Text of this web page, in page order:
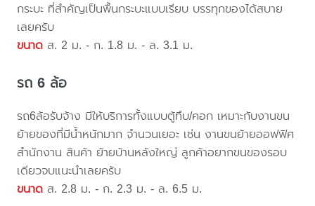
กระบะ ที่สำคัญเป็นพื้นกระบะแบบเรียบ บรรทุกของได้สบาย
เลยครับ
ขนาด ส. 2 ม. - ก. 1.8 ม. - ล. 3.1 ม.
รถ 6 ล้อ
รถ6ล้อรับจ้าง มีให้บริการทั้งแบบตู้ทึบ/คอก เหมาะกับงานขน
ย้ายของที่มีน้ำหนักมาก จำนวนเยอะ เช่น งานขนย้ายออฟฟิศ
สำนักงาน สินค้า ย้ายบ้านหลังใหญ่ ลูกค้าอยากขนของรอบ
เดียวจบแนะนำเลยครับ
ขนาด ส. 2.8 ม. - ก. 2.3 ม. - ล. 6.5 ม.